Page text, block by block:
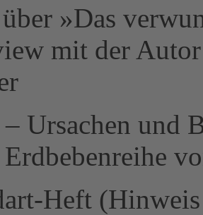
»Das
mit der
Ursachen und
Heft